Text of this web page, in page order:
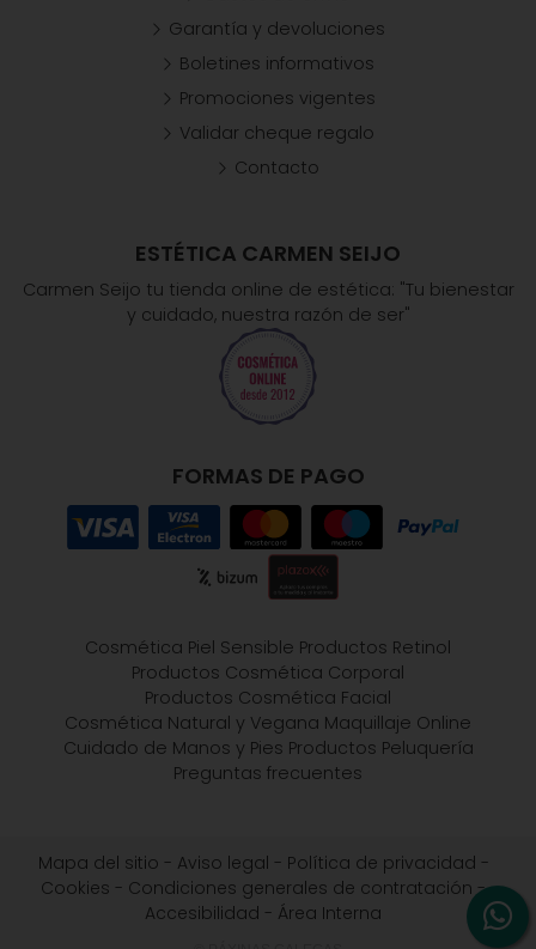
ESTÉTICA CARMEN SEIJO
Carmen Seijo tu tienda online de estética: "Tu bienestar
y cuidado, nuestra razón de ser"
FORMAS DE PAGO
Garantía y devoluciones
Boletines informativos
Promociones vigentes
Validar cheque regalo
Contacto
Cosmética Piel Sensible Productos Retinol
Productos Cosmética Corporal
Productos Cosmética Facial
Cosmética Natural y Vegana Maquillaje Online
Cuidado de Manos y Pies Productos Peluquería
Preguntas frecuentes
Mapa del sitio - Aviso legal - Política de privacidad -
Cookies - Condiciones generales de contratación -
Accesibilidad - Área Interna